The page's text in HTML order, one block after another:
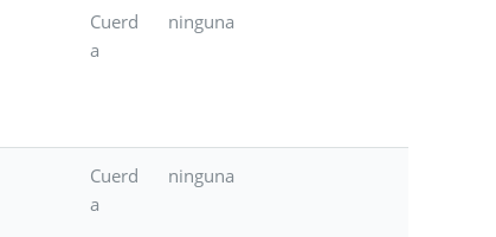
Cuerd
a
ninguna
Cuerd
a
ninguna